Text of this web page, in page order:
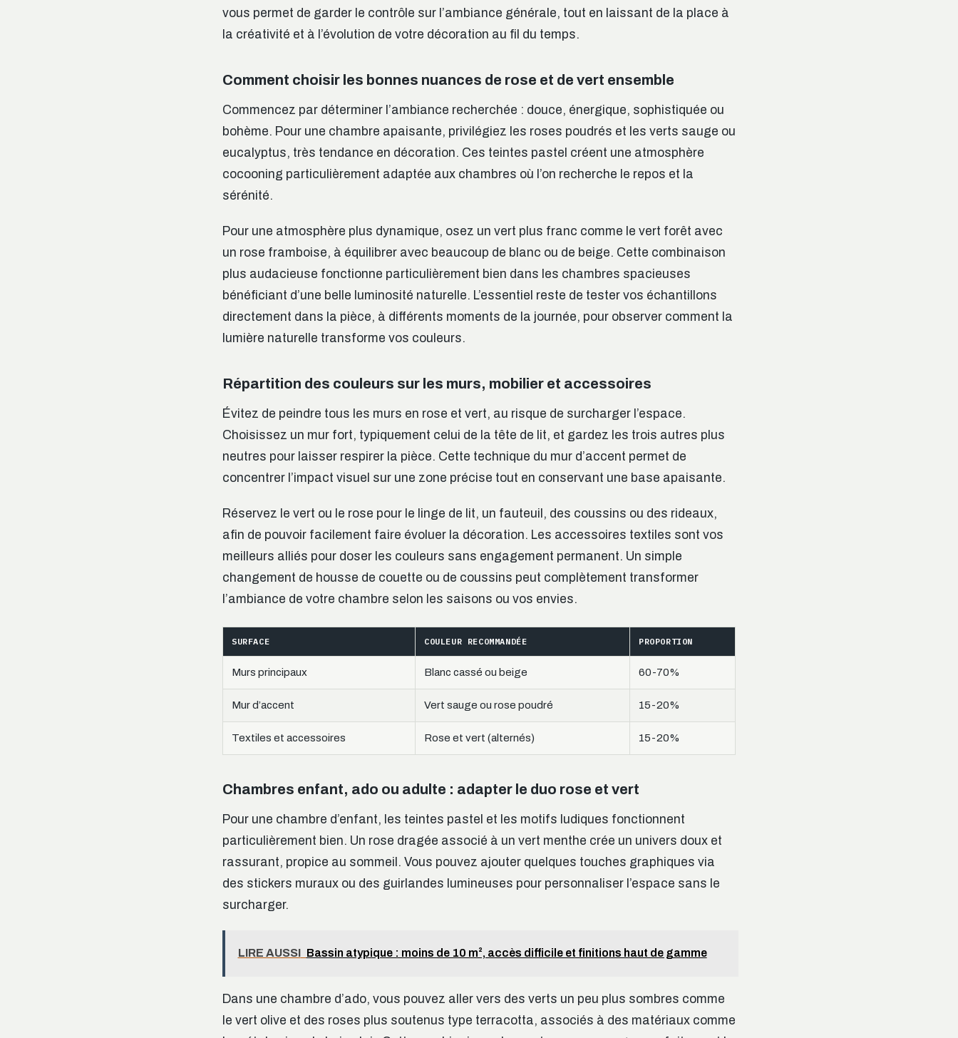
vous permet de garder le contrôle sur l’ambiance générale, tout en laissant de la place à
la créativité et à l’évolution de votre décoration au fil du temps.
Comment choisir les bonnes nuances de rose et de vert ensemble
Commencez par déterminer l’ambiance recherchée : douce, énergique, sophistiquée ou
bohème. Pour une chambre apaisante, privilégiez les roses poudrés et les verts sauge ou
eucalyptus, très tendance en décoration. Ces teintes pastel créent une atmosphère
cocooning particulièrement adaptée aux chambres où l’on recherche le repos et la
sérénité.
Pour une atmosphère plus dynamique, osez un vert plus franc comme le vert forêt avec
un rose framboise, à équilibrer avec beaucoup de blanc ou de beige. Cette combinaison
plus audacieuse fonctionne particulièrement bien dans les chambres spacieuses
bénéficiant d’une belle luminosité naturelle. L’essentiel reste de tester vos échantillons
directement dans la pièce, à différents moments de la journée, pour observer comment la
lumière naturelle transforme vos couleurs.
Répartition des couleurs sur les murs, mobilier et accessoires
Évitez de peindre tous les murs en rose et vert, au risque de surcharger l’espace.
Choisissez un mur fort, typiquement celui de la tête de lit, et gardez les trois autres plus
neutres pour laisser respirer la pièce. Cette technique du mur d’accent permet de
concentrer l’impact visuel sur une zone précise tout en conservant une base apaisante.
Réservez le vert ou le rose pour le linge de lit, un fauteuil, des coussins ou des rideaux,
afin de pouvoir facilement faire évoluer la décoration. Les accessoires textiles sont vos
meilleurs alliés pour doser les couleurs sans engagement permanent. Un simple
changement de housse de couette ou de coussins peut complètement transformer
l’ambiance de votre chambre selon les saisons ou vos envies.
SURFACE COULEUR RECOMMANDÉE PROPORTION
Murs principaux Blanc cassé ou beige 60-70%
Mur d’accent Vert sauge ou rose poudré 15-20%
Textiles et accessoires Rose et vert (alternés) 15-20%
Chambres enfant, ado ou adulte : adapter le duo rose et vert
Pour une chambre d’enfant, les teintes pastel et les motifs ludiques fonctionnent
particulièrement bien. Un rose dragée associé à un vert menthe crée un univers doux et
rassurant, propice au sommeil. Vous pouvez ajouter quelques touches graphiques via
des stickers muraux ou des guirlandes lumineuses pour personnaliser l’espace sans le
surcharger.
LIRE AUSSI Bassin atypique : moins de 10 m², accès difficile et finitions haut de gamme
Dans une chambre d’ado, vous pouvez aller vers des verts un peu plus sombres comme
le vert olive et des roses plus soutenus type terracotta, associés à des matériaux comme